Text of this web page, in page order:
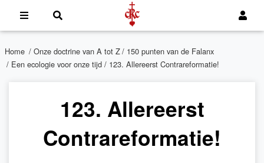
Home / Onze doctrine van A tot Z/ 150 punten van de Falanx
/ Een ecologie voor onze tijd / 123. Allereerst Contrareformatie!
123. Allereerst
Contrareformatie!